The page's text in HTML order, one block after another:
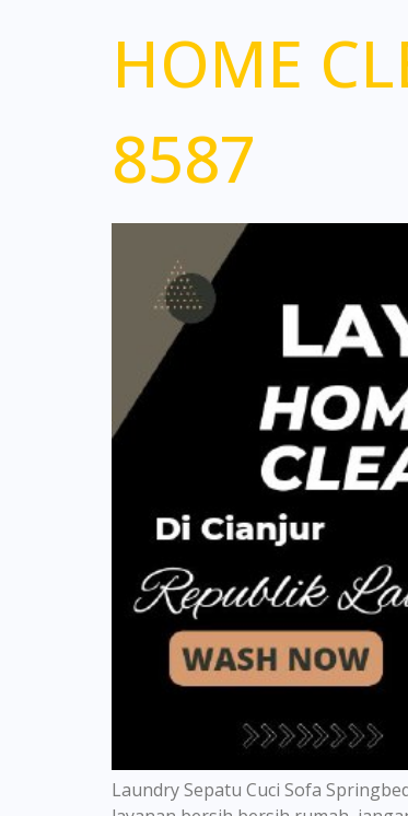
HOME
8587
Laundry Sepatu Cuci Sofa